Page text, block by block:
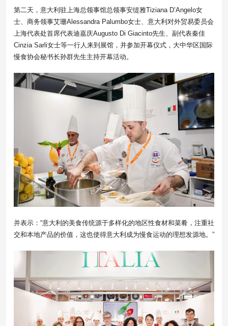
第二天，意大利驻上海总领事馆总领事安缇雅Tiziana D’Angelo女
士、商务领事艾珊Alessandra Palumbo女士、意大利对外贸易委员会
上海代表处首席代表迪嘉庆Augusto Di Giacinto先生、副代表秦佳
Cinzia Sarli女士等一行人来到展馆，并参加开幕仪式，大中华区国际
慢食协会秘书长孙群先生主持开幕活动。
并表示：“意大利的美食传统源于多样化的地区性食材和菜肴，注重社
交和本地产品的价值，这也使得意大利成为慢食运动的理想发源地。”